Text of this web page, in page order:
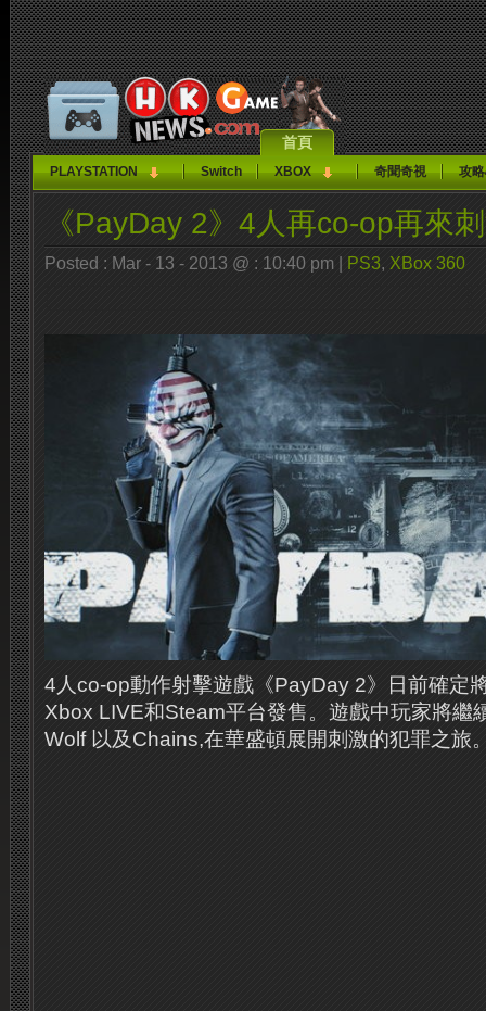
首頁
PLAYSTATION Switch XBOX 奇聞奇視 攻
《PayDay 2》4人再co-op再來
Posted : Mar - 13 - 2013 @ : 10:40 pm | PS3, XBox 360
4人co-op動作射擊遊戲《PayDay 2》日前確定
Xbox LIVE和Steam平台發售。遊戲中玩家將繼
Wolf 以及Chains,在華盛頓展開刺激的犯罪之旅